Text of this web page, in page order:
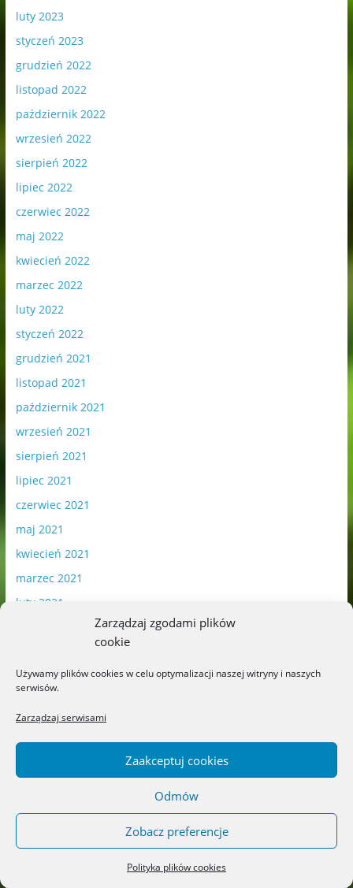
Zarządzaj zgodami plików
cookie
Używamy plików cookies w celu optymalizacji naszej witryny i naszych
serwisów.
Zarządzaj serwisami
Zaakceptuj cookies
Odmów
Zobacz preferencje
Polityka plików cookies
luty 2023
styczeń 2023
grudzień 2022
listopad 2022
październik 2022
wrzesień 2022
sierpień 2022
lipiec 2022
czerwiec 2022
maj 2022
kwiecień 2022
marzec 2022
luty 2022
styczeń 2022
grudzień 2021
listopad 2021
październik 2021
wrzesień 2021
sierpień 2021
lipiec 2021
czerwiec 2021
maj 2021
kwiecień 2021
marzec 2021
luty 2021
listopad 2020
wrzesień 2020
sierpień 2020
lipiec 2020
maj 2020
kwiecień 2020